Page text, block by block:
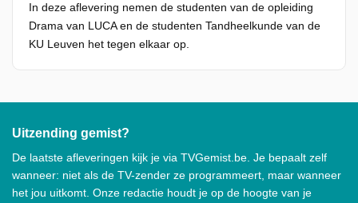
In deze aflevering nemen de studenten van de opleiding
Drama van LUCA en de studenten Tandheelkunde van de
KU Leuven het tegen elkaar op.
Uitzending gemist?
De laatste afleveringen kijk je via TVGemist.be. Je bepaalt zelf
wanneer: niet als de TV-zender ze programmeert, maar wanneer
het jou uitkomt. Onze redactie houdt je op de hoogte van je